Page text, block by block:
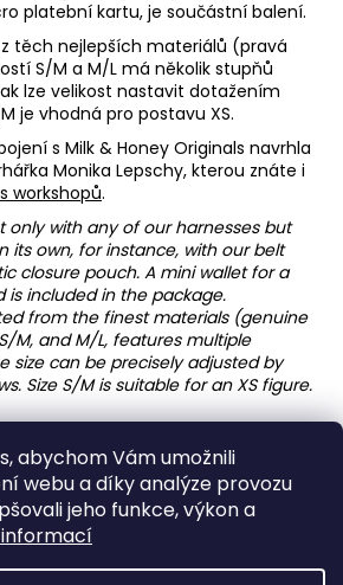
abychom Vám umožnili
webu a díky analýze provozu
jeho funkce, výkon a
platební kartu, je součástní balení.
těch nejlepších materiálů (pravá
S/M a M/L má několik stupňů
lze velikost nastavit dotažením
je vhodná pro postavu XS.
s Milk & Honey Originals navrhla
Monika Lepschy, kterou znáte i
workshopů.
only with any of our harnesses but
its own, for instance, with our belt
closure pouch. A mini wallet for a
included in the package.
from the finest materials (genuine
M, and M/L, features multiple
size can be precisely adjusted by
Size S/M is suitable for an XS figure.
v klubu